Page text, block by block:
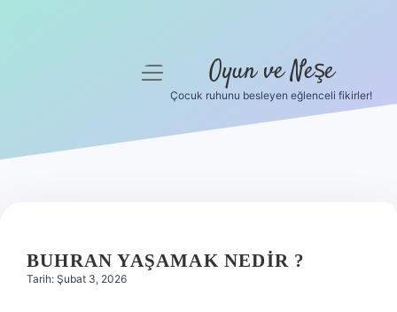
Hakkımızda
menüyü
Oyun ve Neşe
Çocuk ruhunu besleyen eğlenceli fikirler!
BUHRAN YAŞAMAK NEDIR ?
Tarih: Şubat 3, 2026